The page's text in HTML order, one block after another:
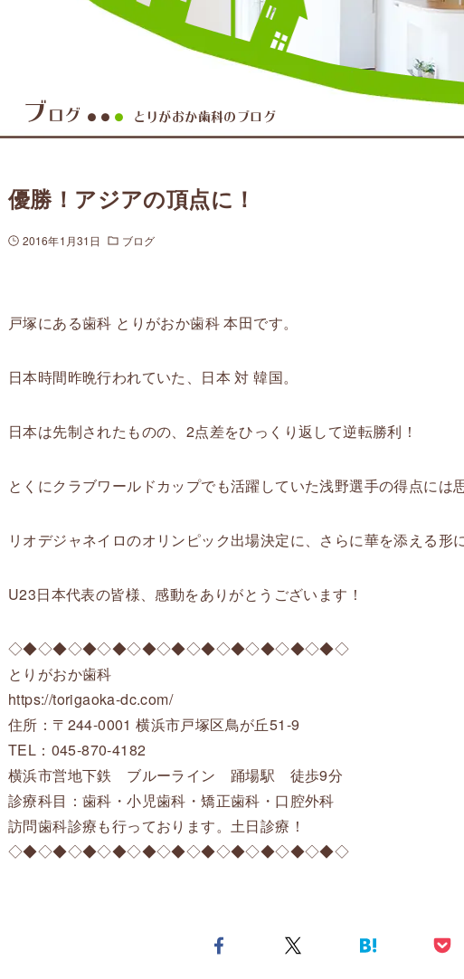
ブログ ●● ● とりがおか歯科のブログ
優勝！アジアの頂点に！
2016年1月31日 ブログ
戸塚にある歯科 とりがおか歯科 本田です。
日本時間昨晩行われていた、日本 対 韓国。
日本は先制されたものの、2点差をひっくり返して逆転勝利！
とくにクラブワールドカップでも活躍していた浅野選手の得点に
リオデジャネイロのオリンピック出場決定に、さらに華を添える
U23日本代表の皆様、感動をありがとうございます！
◇◆◇◆◇◆◇◆◇◆◇◆◇◆◇◆◇◆◇◆◇◆◇
とりがおか歯科
https://torigaoka-dc.com/
住所：〒244-0001 横浜市戸塚区鳥が丘51-9
TEL：045-870-4182
横浜市営地下鉄 ブルーライン 踊場駅 徒歩9分
診療科目：歯科・小児歯科・矯正歯科・口腔外科
訪問歯科診療も行っております。土日診療！
◇◆◇◆◇◆◇◆◇◆◇◆◇◆◇◆◇◆◇◆◇◆◇